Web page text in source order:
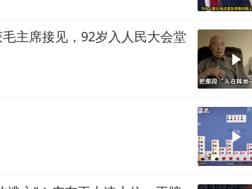
主席接见，92岁入人民大会堂